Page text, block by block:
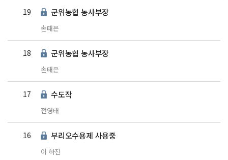
19 군위농협 농사부장
손태은
18 군위농협 농사부장
손태은
17 수도작
전영태
16 부리오수용제 사용중
이 하진